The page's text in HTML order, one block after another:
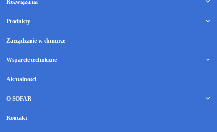
Rozwiązania
Produkty
Zarządzanie w chmurze
Wsparcie techniczne
Aktualności
O SOFAR
Kontakt